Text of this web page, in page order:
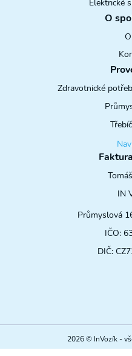
Elektrické
O
Zdravotnické
IN
Průmyslová
IČO:
DIČ:
2026 © InVozík -